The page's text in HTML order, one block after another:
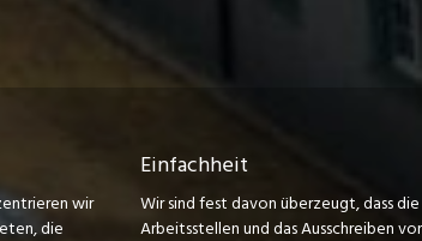
wir
die
Einfachheit
Wir sind fest davon überzeugt, dass die
Arbeitsstellen und das Ausschreiben